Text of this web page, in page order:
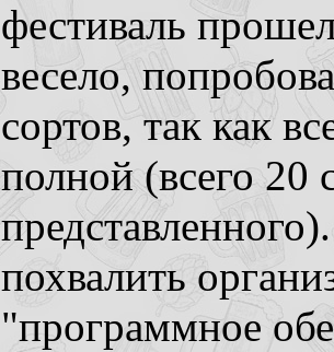
фестиваль
весело,
сортов, так как
полной (всего 20
похвалить
"программное